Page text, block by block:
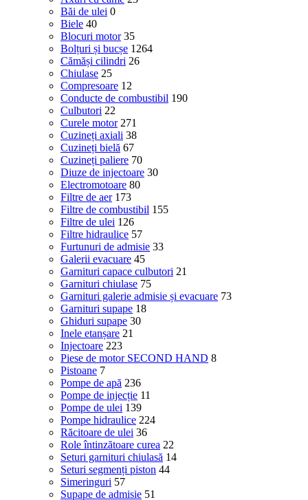
Băi de ulei 0
Biele 40
Blocuri motor 35
Bolțuri și bucșe 1264
Cămăși cilindri 26
Chiulase 25
Compresoare 12
Conducte de combustibil 190
Culbutori 22
Curele motor 271
Cuzineți axiali 38
Cuzineți bielă 67
Cuzineți paliere 70
Diuze de injectoare 30
Electromotoare 80
Filtre de aer 173
Filtre de combustibil 155
Filtre de ulei 126
Filtre hidraulice 57
Furtunuri de admisie 33
Galerii evacuare 45
Garnituri capace culbutori 21
Garnituri chiulase 75
Garnituri galerie admisie și evacuare 73
Garnituri supape 18
Ghiduri supape 30
Inele etanșare 21
Injectoare 223
Piese de motor SECOND HAND 8
Pistoane 7
Pompe de apă 236
Pompe de injecție 11
Pompe de ulei 139
Pompe hidraulice 224
Răcitoare de ulei 36
Role întinzătoare curea 22
Seturi garnituri chiulasă 14
Seturi segmenți piston 44
Simeringuri 57
Supape de admisie 51